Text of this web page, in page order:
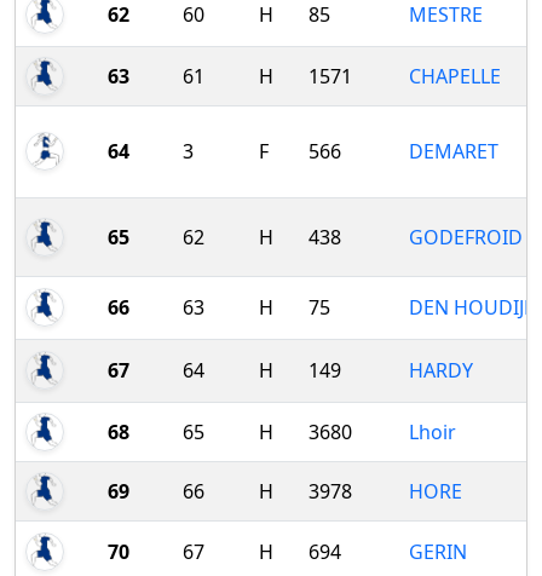
62 60 H 85 MESTRE
63 61 H 1571 CHAPELLE
64 3 F 566 DEMARET
65 62 H 438 GODEFROID
66 63 H 75 DEN
67 64 H 149 HARDY
68 65 H 3680 Lhoir
69 66 H 3978 HORE
70 67 H 694 GERIN